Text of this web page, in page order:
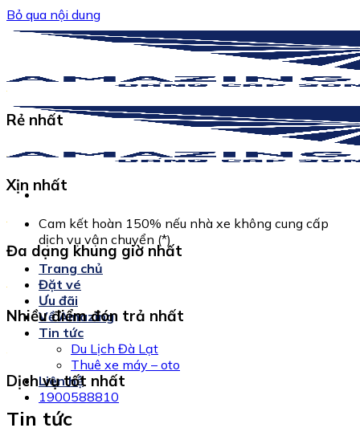
Bỏ qua nội dung
Cam kết hoàn 150% nếu nhà xe không cung cấp
dịch vụ vận chuyển (*)
Trang chủ
Đặt vé
Ưu đãi
Về Amazing
Tin tức
Du Lịch Đà Lạt
Thuê xe máy – oto
Liên hệ
1900588810
Rẻ nhất
Xịn nhất
Đa dạng khung giờ nhất
Nhiều điểm đón trả nhất
Dịch vụ tốt nhất
Tin tức